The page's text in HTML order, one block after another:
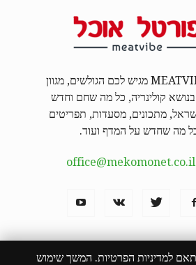
פורטל האוכל MEATVIBE מגיש לכם הגולשים, מגוון
קולינריה, כל מה שחם וחדש
מתכונים, מסעדות, תפריטים
מה שחדש על המדף ועוד.
office@mekomonet.co.il
למדיניות הפרטיות. המשך שימוש